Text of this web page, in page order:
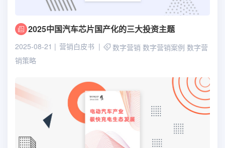
2025中国汽车芯片国产化的三大投资主题
2025-08-21 营销白皮书 数字营销 数字营销案例 数字营
销策略